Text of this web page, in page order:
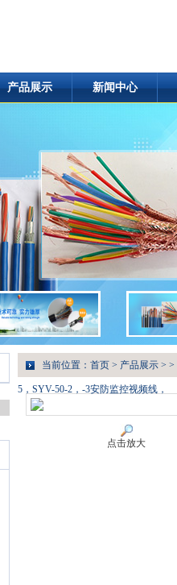
产品展示 新闻中心
当前位置： 首页 > 产品展示 > >
5，SYV-50-2，-3安防监控视频线，
点击放大